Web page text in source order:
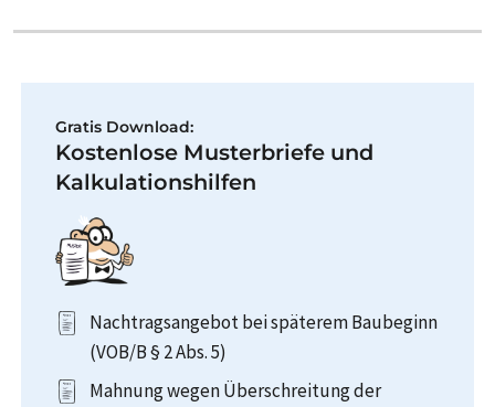
Gratis Download:
Kostenlose Musterbriefe und
Kalkulationshilfen
Nachtragsangebot bei späterem Baubeginn
(VOB/B § 2 Abs. 5)
Mahnung wegen Überschreitung der